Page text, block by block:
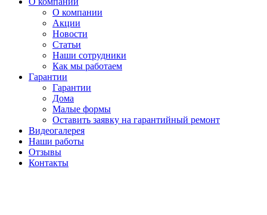
О компании
Акции
Новости
Статьи
Наши сотрудники
Как мы работаем
Гарантии
Гарантии
Дома
Малые формы
Оставить заявку на гарантийный ремонт
Видеогалерея
Наши работы
Отзывы
Контакты